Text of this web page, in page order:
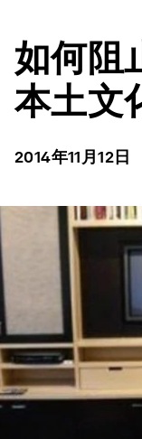
如何阻
本土文
2014年11月12日